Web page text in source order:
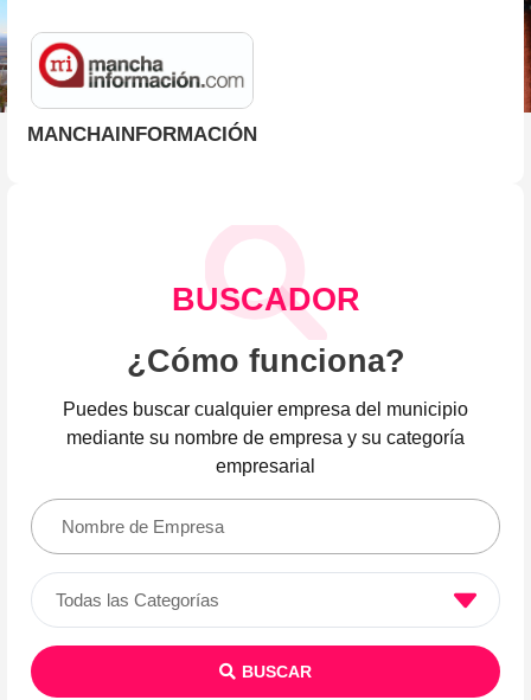
MANCHAINFORMACIÓN
BUSCADOR
¿Cómo funciona?
Puedes buscar cualquier empresa del municipio
mediante su nombre de empresa y su categoría
empresarial
BUSCAR